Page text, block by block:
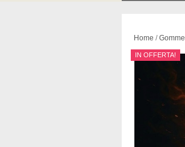
Home /Gomme
IN OFFERTA!